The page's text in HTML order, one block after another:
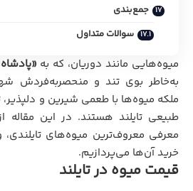
جمع‌بندی
سوالات متداول
میوه‌هایی مانند دوریان، که به
به‌خاطر بوی تند و منحصربه‌فردش
ملکه میوه‌ها با طعمی شیرین و
طبیعی تایلند هستند. در این مقاله
معرفی معروف‌ترین میوه‌های
خرید آن‌ها می‌پردازیم.
قیمت میوه در تایلند